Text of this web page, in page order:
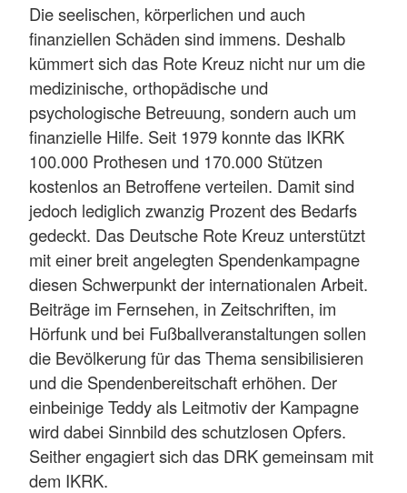
Die seelischen, körperlichen und auch
finanziellen Schäden sind immens. Deshalb
kümmert sich das Rote Kreuz nicht nur um die
medizinische, orthopädische und
psychologische Betreuung, sondern auch um
finanzielle Hilfe. Seit 1979 konnte das IKRK
100.000 Prothesen und 170.000 Stützen
kostenlos an Betroffene verteilen. Damit sind
jedoch lediglich zwanzig Prozent des Bedarfs
gedeckt. Das Deutsche Rote Kreuz unterstützt
mit einer breit angelegten Spendenkampagne
diesen Schwerpunkt der internationalen Arbeit.
Beiträge im Fernsehen, in Zeitschriften, im
Hörfunk und bei Fußballveranstaltungen sollen
die Bevölkerung für das Thema sensibilisieren
und die Spendenbereitschaft erhöhen. Der
einbeinige Teddy als Leitmotiv der Kampagne
wird dabei Sinnbild des schutzlosen Opfers.
Seither engagiert sich das DRK gemeinsam mit
dem IKRK.